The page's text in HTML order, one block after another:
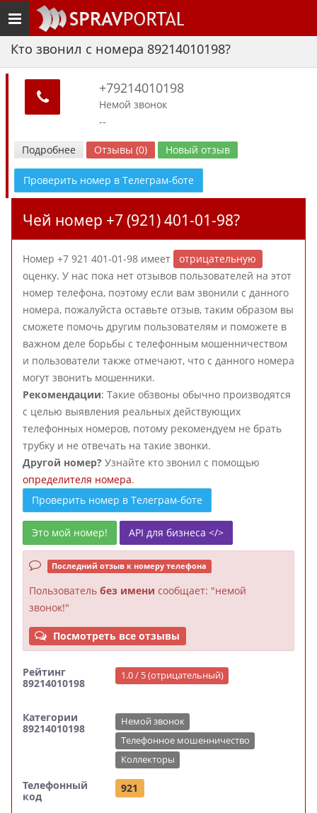
Toggle
navigation
Кто звонил с номера 89214010198?
+79214010198
Немой звонок
--
Подробнее Отзывы (0) Новый отзыв
Проверить номер в Телеграм-боте
Чей номер +7 (921) 401-01-98?
Номер +7 921 401-01-98 имеет
отрицательную
оценку. У нас пока нет отзывов пользователей на этот
номер телефона, поэтому если вам звонили с данного
номера, пожалуйста оставьте отзыв, таким образом вы
сможете помочь другим пользователям и поможете в
важном деле борьбы с телефонным мошенничеством
и пользователи также отмечают, что с данного номера
могут звонить мошенники.
Рекомендации: Такие обзвоны обычно производятся
с целью выявления реальных действующих
телефонных номеров, потому рекомендуем не брать
трубку и не отвечать на такие звонки.
Другой номер? Узнайте кто звонил с помощью
определителя номера.
Проверить номер в Телеграм-боте
Это мой номер! API для бизнеса </>
Последний отзыв к номеру телефона
Пользователь без имени сообщает: "немой
звонок!"
Посмотреть все отзывы
Рейтинг
89214010198
1.0 / 5 (отрицательный)
Категории
89214010198
Немой звонок
Телефонное мошенничество
Коллекторы
Телефонный
код
921